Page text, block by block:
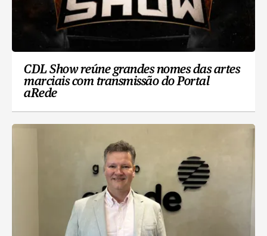
CDL Show reúne grandes nomes das artes
marciais com transmissão do Portal
aRede